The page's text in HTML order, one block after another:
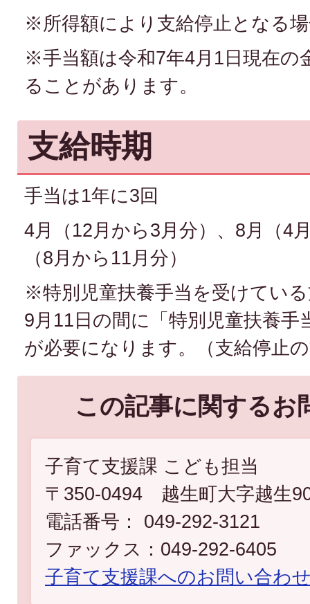
※所得額により支給停止となる
※手当額は令和7年4月1日現在の
ることがあります。
支給時期
手当は1年に3回
4月（12月から3月分）、8月（4
（8月から11月分）
※特別児童扶養手当を受けてい
9月11日の間に「特別児童扶養手
が必要になります。（支給停止
この記事に関するお
子育て支援課 こども担当
〒350-0494 越生町大字越生
電話番号： 049-292-3121
ファックス：049-292-6405
子育て支援課へのお問い合わ